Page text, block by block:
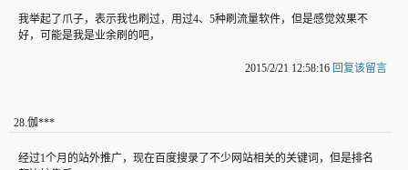
我举起了爪子，表示我也刷过，用过4、5种刷流量软件，但是感觉效果不
好，可能是我是业余刷的吧，
2015/2/21 12:58:16 回复该留言
28.伽***
经过1个月的站外推广，现在百度搜录了不少网站相关的关键词，但是排名